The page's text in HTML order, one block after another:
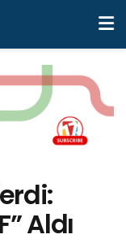
Aldı